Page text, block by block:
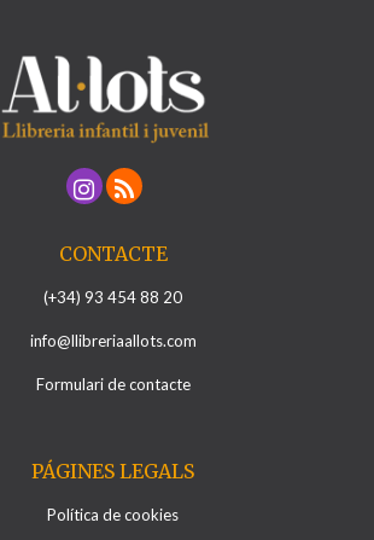
CONTACTE
(+34) 93 454 88 20
info@llibreriaallots.com
Formulari de contacte
PÁGINES LEGALS
Política de cookies